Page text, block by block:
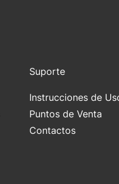
Suporte
Instrucciones de
Puntos de Venta
Contactos